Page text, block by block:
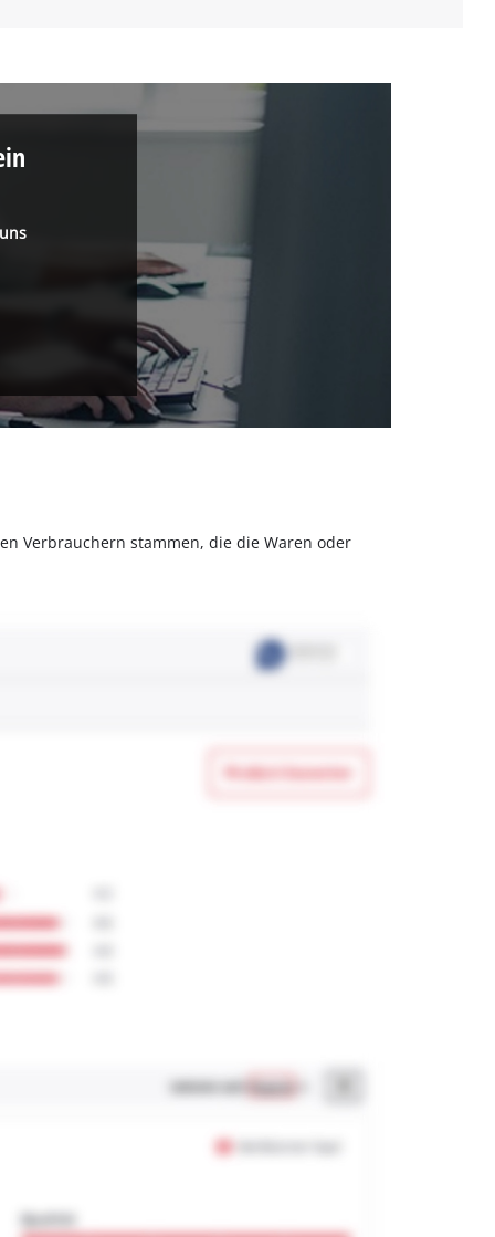
Verbrauchern stammen, die die Waren oder